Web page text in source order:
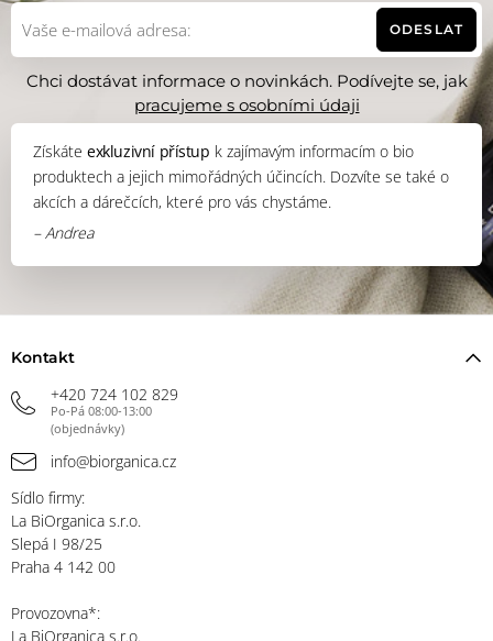
ODESLAT
Chci dostávat informace o novinkách. Podívejte se, jak
pracujeme s osobními údaji
Získáteexkluzivní přístup k zajímavým informacím o bio
produktech a jejich mimořádných účincích. Dozvíte se také o
akcích a dárečcích, které pro vás chystáme.
– Andrea
Kontakt
+420 724 102 829
Po-Pá 08:00-13:00
(objednávky)
info@biorganica.cz
Sídlo firmy:
La BiOrganica s.r.o.
Slepá I 98/25
Praha 4 142 00
Provozovna*:
La BiOrganica s.r.o.